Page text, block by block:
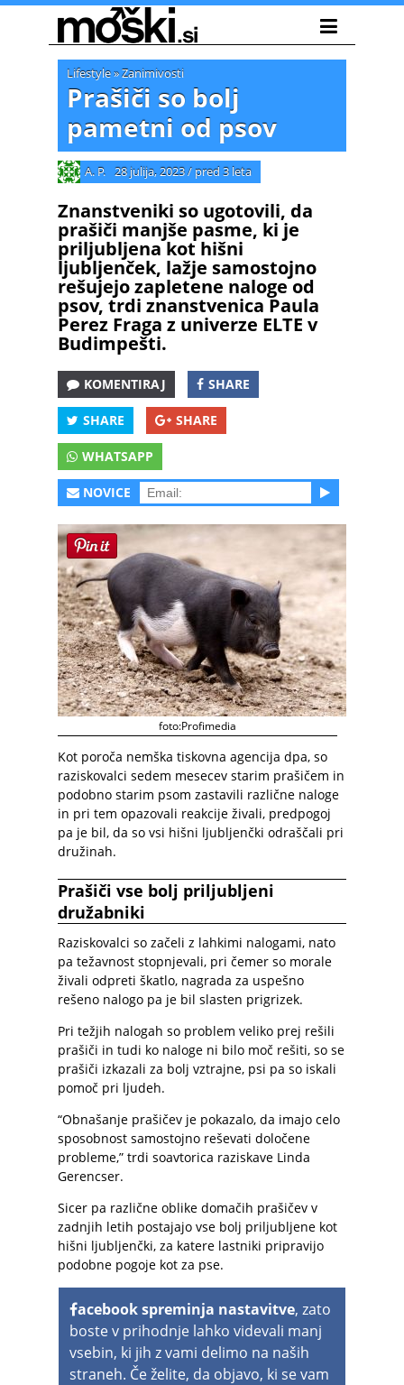
Lifestyle»Zanimivosti
Prašiči so bolj
pametni od psov
A. P. 28 julija, 2023/ pred 3 leta
Znanstveniki so ugotovili, da
prašiči manjše pasme, ki je
priljubljena kot hišni
ljubljenček, lažje samostojno
rešujejo zapletene naloge od
psov, trdi znanstvenica Paula
Perez Fraga z univerze ELTE v
Budimpešti.
KOMENTIRAJ SHARE
SHARE SHARE
WHATSAPP
NOVICE
foto:Profimedia
Kot poroča nemška tiskovna agencija dpa, so
raziskovalci sedem mesecev starim prašičem in
podobno starim psom zastavili različne naloge
in pri tem opazovali reakcije živali, predpogoj
pa je bil, da so vsi hišni ljubljenčki odraščali pri
družinah.
Prašiči vse bolj priljubljeni
družabniki
Raziskovalci so začeli z lahkimi nalogami, nato
pa težavnost stopnjevali, pri čemer so morale
živali odpreti škatlo, nagrada za uspešno
rešeno nalogo pa je bil slasten prigrizek.
Pri težjih nalogah so problem veliko prej rešili
prašiči in tudi ko naloge ni bilo moč rešiti, so se
prašiči izkazali za bolj vztrajne, psi pa so iskali
pomoč pri ljudeh.
“Obnašanje prašičev je pokazalo, da imajo celo
sposobnost samostojno reševati določene
probleme,” trdi soavtorica raziskave Linda
Gerencser.
Sicer pa različne oblike domačih prašičev v
zadnjih letih postajajo vse bolj priljubljene kot
hišni ljubljenčki, za katere lastniki pripravijo
podobne pogoje kot za pse.
acebook spreminja nastavitve, zato
boste v prihodnje lahko videvali manj
vsebin, ki jih z vami delimo na naših
straneh. Če želite, da objavo, ki se vam